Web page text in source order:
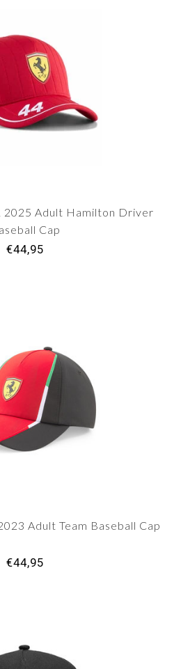
2025 Adult Hamilton Driver
Cap
€44,95
Adult Team Baseball Cap
€44,95